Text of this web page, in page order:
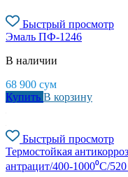
Быстрый просмотр
Эмаль ПФ-1246
В наличии
68 900 сум
Купить В корзину
Быстрый просмотр
Термостойкая
антрацит/400-1000⁰С/